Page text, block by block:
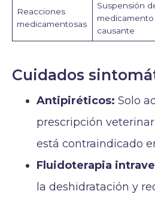
Reacciones
medicamentosas
Suspensión
medicamento
causante
Cuidados
Antipiréticos: Solo
prescripción
está contraindicado
Fluidoterapia
la deshidratación y